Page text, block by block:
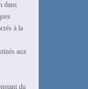
dans
à la
aux
du